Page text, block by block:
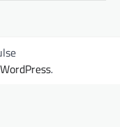
WordPress.